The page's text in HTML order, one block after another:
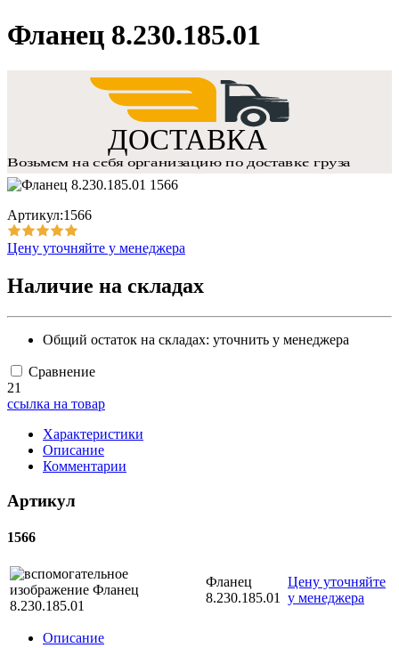
Фланец 8.230.185.01
Артикул:1566
Цену уточняйте у менеджера
Наличие на складах
Общий остаток на складах: уточнить у менеджера
Сравнение
21
ссылка на товар
Характеристики
Описание
Комментарии
Артикул
1566
Фланец
8.230.185.01
Цену уточняйте
у менеджера
Описание